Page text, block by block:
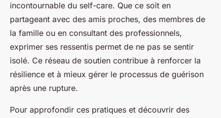
incontournable du self-care. Que ce soit en
partageant avec des amis proches, des membres de
la famille ou en consultant des professionnels,
exprimer ses ressentis permet de ne pas se sentir
isolé. Ce réseau de soutien contribue à renforcer la
résilience et à mieux gérer le processus de guérison
après une rupture.
Pour approfondir ces pratiques et découvrir des